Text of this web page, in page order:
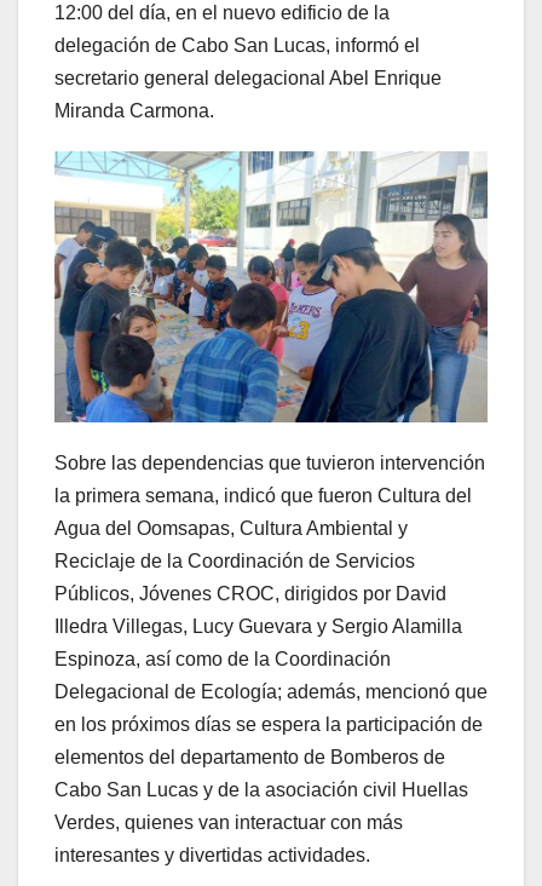
12:00 del día, en el nuevo edificio de la
delegación de Cabo San Lucas, informó el
secretario general delegacional Abel Enrique
Miranda Carmona.
Sobre las dependencias que tuvieron intervención
la primera semana, indicó que fueron Cultura del
Agua del Oomsapas, Cultura Ambiental y
Reciclaje de la Coordinación de Servicios
Públicos, Jóvenes CROC, dirigidos por David
Illedra Villegas, Lucy Guevara y Sergio Alamilla
Espinoza, así como de la Coordinación
Delegacional de Ecología; además, mencionó que
en los próximos días se espera la participación de
elementos del departamento de Bomberos de
Cabo San Lucas y de la asociación civil Huellas
Verdes, quienes van interactuar con más
interesantes y divertidas actividades.